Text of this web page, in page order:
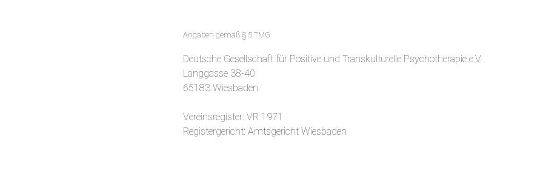
Angaben gemäß § 5 TMG
Deutsche Gesellschaft für Positive und Transkulturelle Psychotherapie e.V.
Langgasse 38-40
65183 Wiesbaden
Vereinsregister: VR 1971
Registergericht: Amtsgericht Wiesbaden